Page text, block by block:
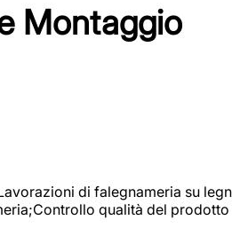
Montaggio
di falegnameria su
qualità del